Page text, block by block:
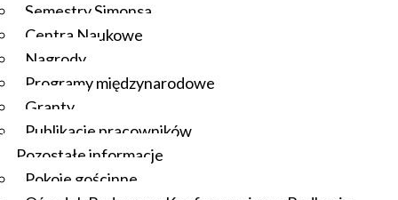
Semestry Simonsa
Centra Naukowe
Nagrody
Programy międzynarodowe
Granty
Publikacje pracowników
Pozostałe informacje
Pokoje gościnne